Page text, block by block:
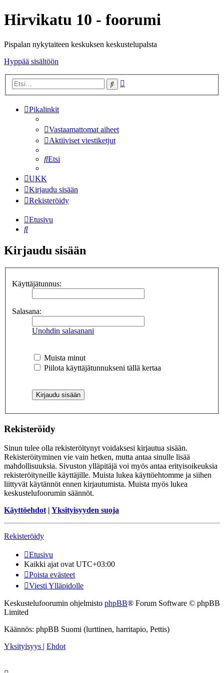
Hirvikatu 10 - foorumi
Pispalan nykytaiteen keskuksen keskustelupalsta
Hyppää sisältöön
Etsi
Pikalinkit
Vastaamattomat aiheet
Aktiiviset viestiketjut
Etsi
UKK
Kirjaudu sisään
Rekisteröidy
Etusivu
Etsi
Kirjaudu sisään
Käyttäjätunnus:
Salasana:
Unohdin salasanani
Muista minut
Piilota käyttäjätunnukseni tällä kertaa
Rekisteröidy
Sinun tulee olla rekisteröitynyt voidaksesi kirjautua sisään.
Rekisteröityminen vie vain hetken, mutta antaa sinulle lisää
mahdollisuuksia. Sivuston ylläpitäjä voi myös antaa erityisoikeuksia
rekisteröityneille käyttäjille. Muista lukea käyttöehtomme ja siihen
liittyvät käytännöt ennen kirjautumista. Muista myös lukea
keskustelufoorumin säännöt.
Käyttöehdot | Yksityisyyden suoja
Rekisteröidy
Etusivu
Kaikki ajat ovat UTC+03:00
Poista evästeet
Viesti Ylläpidolle
Keskustelufoorumin ohjelmisto phpBB® Forum Software © phpBB
Limited
Käännös: phpBB Suomi (lurttinen, harritapio, Pettis)
Yksityisyys | Ehdot